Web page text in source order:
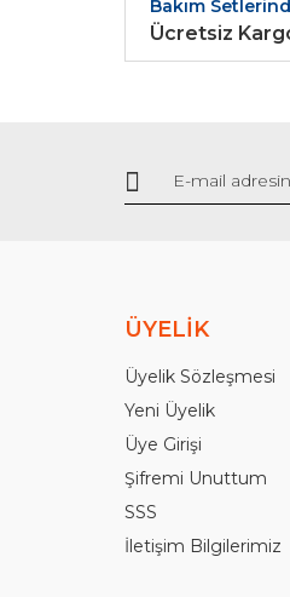
Gönder
Bakım
Ücretsiz
ÜYELİK
Üyelik Sözleşmesi
Yeni Üyelik
Üye Girişi
Şifremi Unuttum
SSS
İletişim Bilgilerimiz